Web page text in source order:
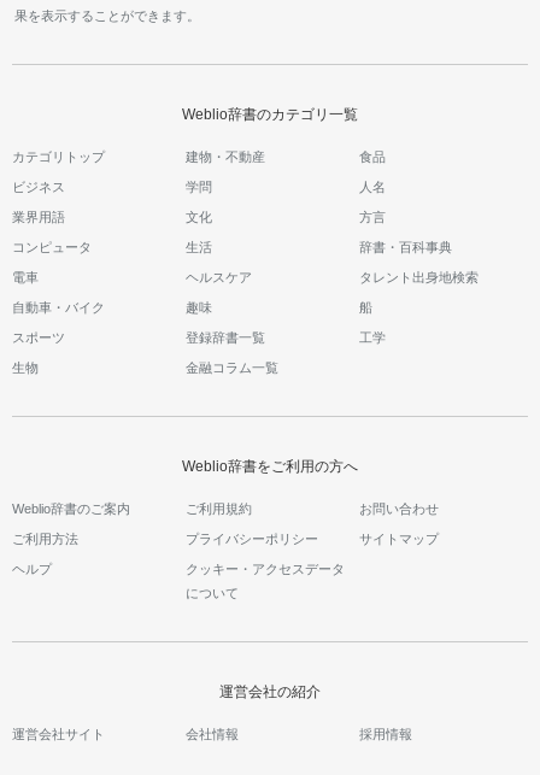
果を表示することができます。
Weblio辞書のカテゴリ一覧
カテゴリトップ 建物・不動産 食品
ビジネス 学問 人名
業界用語 文化 方言
コンピュータ 生活 辞書・百科事典
電車 ヘルスケア タレント出身地検索
自動車・バイク 趣味 船
スポーツ 登録辞書一覧 工学
生物 金融コラム一覧
Weblio辞書をご利用の方へ
Weblio辞書のご案内 ご利用規約 お問い合わせ
ご利用方法 プライバシーポリシー サイトマップ
ヘルプ
クッキー・アクセスデータ
について
運営会社の紹介
運営会社サイト 会社情報 採用情報